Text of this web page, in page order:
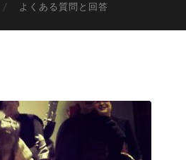
よくある質問と回答